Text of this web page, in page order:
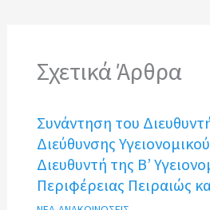
Σχετικά Άρθρα
Συνάντηση του
Διεύθυνσης
Διευθυντή της Β’
Περιφέρειας Πειραιώς